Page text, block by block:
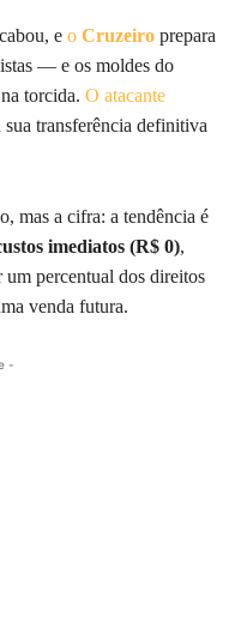
e o Cruzeiro prepara
— e os moldes do
torcida. O atacante
sua transferência definitiva
mas a cifra: a tendência é
imediatos (R$ 0),
um percentual dos direitos
venda futura.
-